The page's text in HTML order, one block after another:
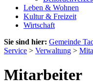
Leben & Wohnen
Kultur & Freizeit
Wirtschaft
Sie sind hier: Gemeinde
Service > Verwaltung >
Mitarbeiter